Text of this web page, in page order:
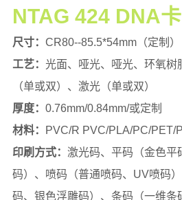
NTAG 424 DNA卡